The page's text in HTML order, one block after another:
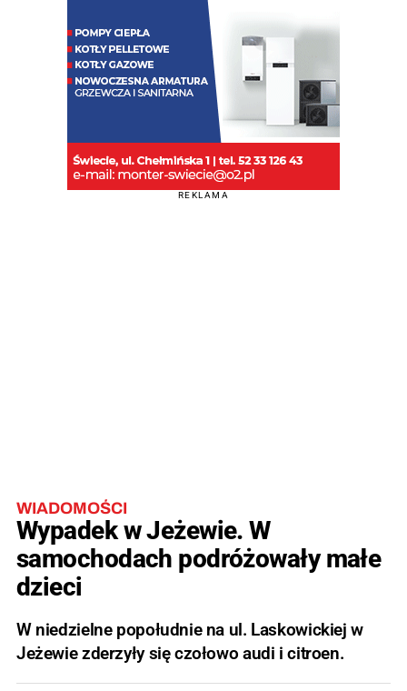
REKLAMA
WIADOMOŚCI
Wypadek w Jeżewie. W
samochodach podróżowały małe
dzieci
W niedzielne popołudnie na ul. Laskowickiej w
Jeżewie zderzyły się czołowo audi i citroen.